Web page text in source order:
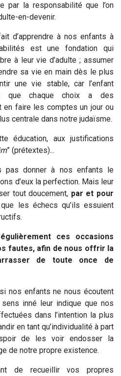
par la responsabilité que l’on
en-devenir.
d’apprendre à nos enfants à
est une fondation qui
à leur vie d’adulte ; assumer
sa vie en main dès le plus
une vie stable, car l’enfant
que chaque choix a des
en faire les comptes un jour ou
centrale dans notre judaïsme.
éducation, aux justifications
” (prétextes)...
pas donner à nos enfants le
d’eux la perfection. Mais leur
tout doucement, par et pour
les échecs qu’ils essuient
ces occasions
fautes, afin de nous offrir la
de toute once de
nos enfants ne nous écoutent
inné leur indique que nos
dans l’intention la plus
en tant qu’individualité à part
de les voir endosser la
de notre propre existence.
de recueillir vos propres